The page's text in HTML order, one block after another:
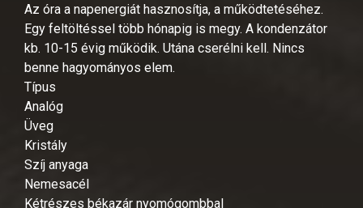
Az óra a napenergiát hasznosítja, a működtetéséhez.
Egy feltöltéssel több hónapig is megy. A kondenzátor
kb. 10-15 évig működik. Utána cserélni kell. Nincs
benne hagyományos elem.
Típus
Analóg
Üveg
Kristály
Szíj anyaga
Nemesacél
Kétrészes békazár nyomógombbal